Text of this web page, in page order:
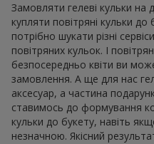
Замовляти гелеві кульки
купляти повітряні кульки
потрібно шукати різні
повітряних кульок. І
безпосередньо квіти ви
замовлення. А ще для нас
аксесуар, а частина
ставимось до формування
кульки до букету, навіть
незначною. Якісний